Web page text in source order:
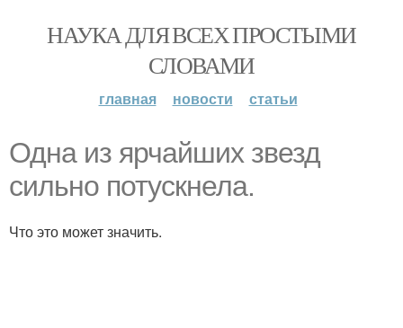
НАУКА ДЛЯ ВСЕХ ПРОСТЫМИ
СЛОВАМИ
главная новости статьи
Одна из ярчайших звезд
сильно потускнела.
Что это может значить.